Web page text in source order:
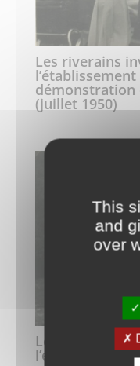
Les riverains
démonstration
(juillet 1950)
Les jeux lors
This
and
over